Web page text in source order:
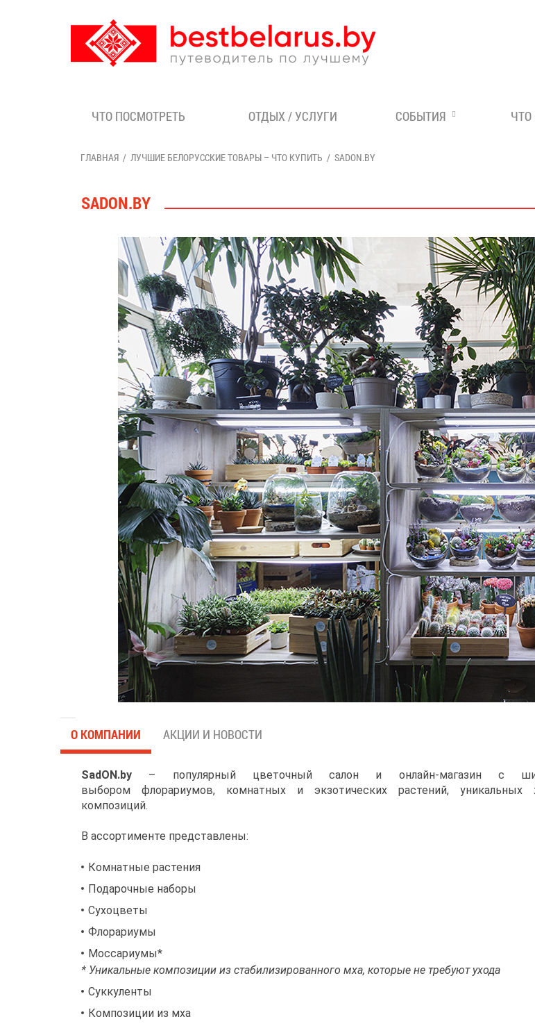
ЧТО ПОСМОТРЕТЬ ОТДЫХ / УСЛУГИ СОБЫТИЯ ЧТО
ГЛАВНАЯ ЛУЧШИЕ БЕЛОРУССКИЕ ТОВАРЫ – ЧТО КУПИТЬ SADON.BY
SADON.BY
О КОМПАНИИ АКЦИИ И НОВОСТИ
SadON.by – популярный цветочный салон и онлайн-магазин с
выбором
флорариумов, комнатных и экзотических растений, уникальных
композиций.
В ассортименте представлены:
Комнатные растения
Подарочные наборы
Сухоцветы
Флорариумы
Моссариумы*
* Уникальные композиции из стабилизированного мха, которые не требуют ухода
Суккуленты
Композиции из мха